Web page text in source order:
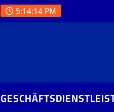
5:14:15 PM